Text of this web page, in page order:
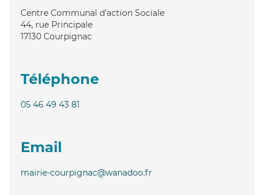
Centre Communal d'action Sociale
44, rue Principale
17130 Courpignac
Téléphone
05 46 49 43 81
Email
mairie-courpignac@wanadoo.fr